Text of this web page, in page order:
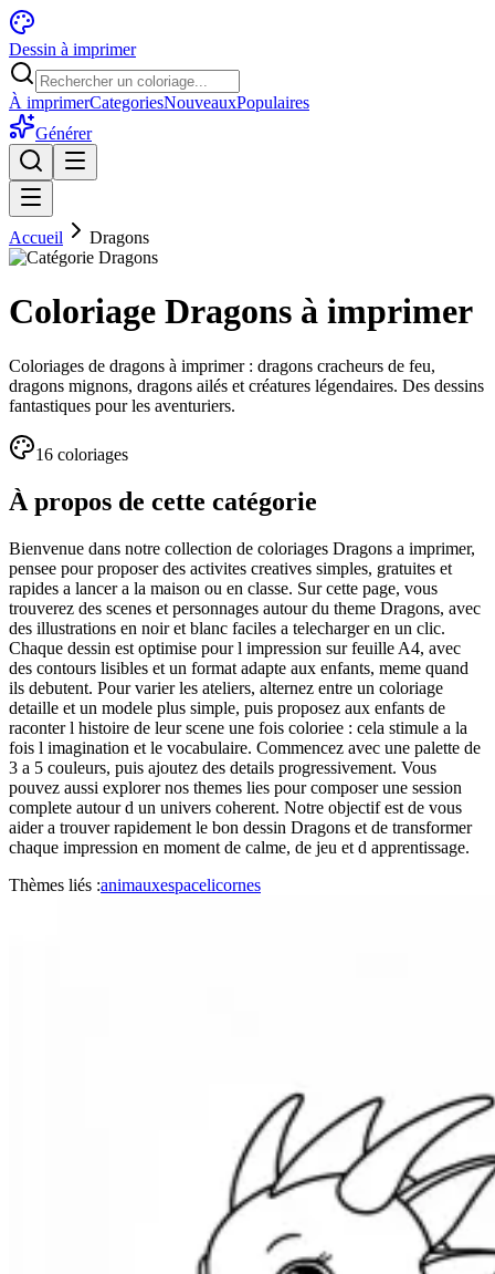
Dessin à imprimer
À imprimerCategoriesNouveauxPopulaires
Générer
Accueil Dragons
Coloriage Dragons à imprimer
Coloriages de dragons à imprimer : dragons cracheurs de feu,
dragons mignons, dragons ailés et créatures légendaires. Des dessins
fantastiques pour les aventuriers.
16 coloriages
À propos de cette catégorie
Bienvenue dans notre collection de coloriages Dragons a imprimer,
pensee pour proposer des activites creatives simples, gratuites et
rapides a lancer a la maison ou en classe. Sur cette page, vous
trouverez des scenes et personnages autour du theme Dragons, avec
des illustrations en noir et blanc faciles a telecharger en un clic.
Chaque dessin est optimise pour l impression sur feuille A4, avec
des contours lisibles et un format adapte aux enfants, meme quand
ils debutent. Pour varier les ateliers, alternez entre un coloriage
detaille et un modele plus simple, puis proposez aux enfants de
raconter l histoire de leur scene une fois coloriee : cela stimule a la
fois l imagination et le vocabulaire. Commencez avec une palette de
3 a 5 couleurs, puis ajoutez des details progressivement. Vous
pouvez aussi explorer nos themes lies pour composer une session
complete autour d un univers coherent. Notre objectif est de vous
aider a trouver rapidement le bon dessin Dragons et de transformer
chaque impression en moment de calme, de jeu et d apprentissage.
Thèmes liés :animauxespacelicornes